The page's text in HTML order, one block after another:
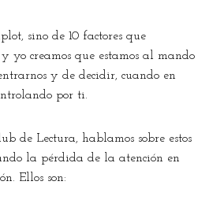
sino de 10 factores que
yo creamos que estamos al mando
y de decidir, cuando en
por ti.
de Lectura, hablamos sobre estos
la pérdida de la atención en
Ellos son: